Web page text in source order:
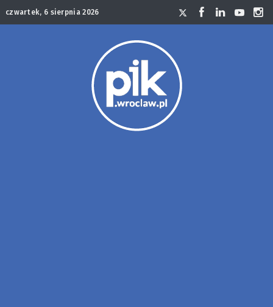
czwartek, 6 sierpnia 2026